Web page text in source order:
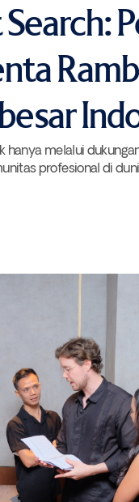
hanya melalui
profesional di